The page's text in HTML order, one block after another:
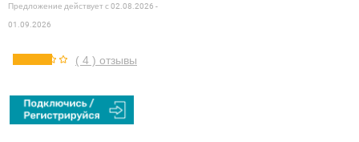
Предложение действует с02.08.2026 -
01.09.2026
( 4 ) отзывы